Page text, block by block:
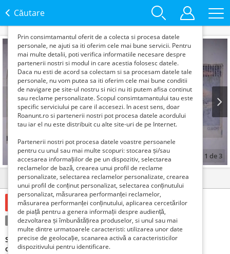
Căutare
1 de3
Detalii Contact
4635 Euro €
Condiție:Folosit Tranzacţie:Vinde
Surpriza guma de mestecat kent turbo sport #31 violet
originala
date sunt folosite pentru analizarea traffic-ului pe site-ul
Prin consimtamantul oferit de a colecta si procesa datele
personale, ne ajuti sa iti oferim cele mai bune servicii. Pentru
mai multe detalii, poti verifica informatiile necesare despre
partenerii nostri si modul in care acestia folosesc datele.
Daca nu esti de acord sa colectam si sa procesam datele tale
personale, nu vom putea sa iti oferim cele mai bune conditii
de navigare pe site-ul nostru si nici nu iti putem afisa continut
sau reclame personalizate. Scopul consimtamantului tau este
specific serviciului pe care il accesezi. In acest sens, doar
Roanunt.ro si partenerii nostri pot procesa datele acordului
tau iar el nu este distribuit cu alte site-uri de pe Internet.
Partenerii nostri pot procesa datele voastre persoanele
pentru cu unul sau mai multe scopuri: stocarea și/sau
accesarea informațiilor de pe un dispozitiv, selectarea
reclamelor de bază, crearea unui profil de reclame
personalizate, selectarea reclamelor personalizate, crearea
unui profil de conținut personalizat, selectarea conținutului
personalizat, măsurarea performanței reclamelor,
măsurarea performanței conținutului, aplicarea cercetărilor
de piață pentru a genera informații despre audiență,
dezvoltarea și îmbunătățirea produselor, si unul sau mai
multe dintre urmatoarele caracteristi: utilizarea unor date
precise de geolocație, scanarea activă a caracteristicilor
dispozitivului pentru identificare.